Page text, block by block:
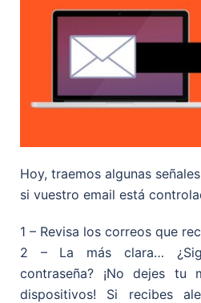
Hoy, traemos algunas
si vuestro email está
1 – Revisa los correos que
2 – La más clara…
contraseña? ¡No dejes
dispositivos! Si recibes